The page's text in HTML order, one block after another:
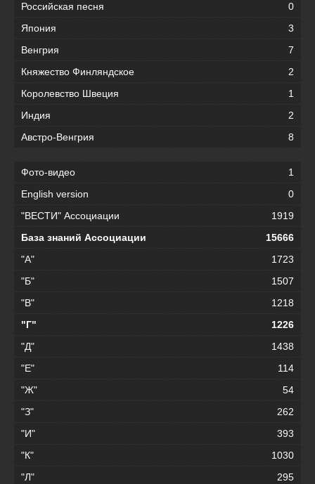
Российская песня
0
Япония
3
Венгрия
7
Княжество Финляндское
2
Королевство Швеция
1
Индия
2
Австро-Венгрия
8
Фото-видео
1
English version
0
"ВЕСТИ" Ассоциации
1919
База знаний Ассоциации
15666
"А"
1723
"Б"
1507
"В"
1218
"Г"
1226
"Д"
1438
"Е"
114
"Ж"
54
"З"
262
"И"
393
"К"
1030
"Л"
295